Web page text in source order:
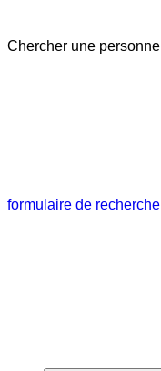
Chercher une personne
formulaire de recherche